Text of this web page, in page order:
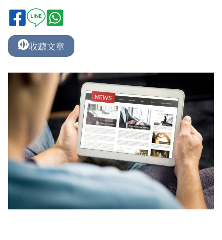
收聽文章